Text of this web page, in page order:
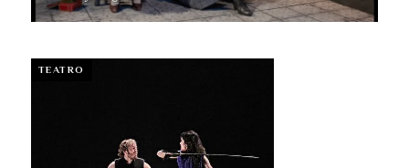
TEATRO